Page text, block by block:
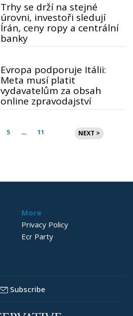
Trhy se drží na stejné
úrovni, investoři sledují
Írán, ceny ropy a centrální
banky
Evropa podporuje Itálii:
Meta musí platit
vydavatelům za obsah
online zpravodajství
5 … 11 NEXT >
More
Privacy Policy
Ecr Party
Subscribe